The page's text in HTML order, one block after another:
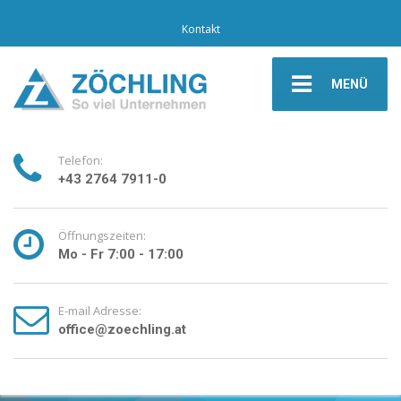
Kontakt
MENÜ
Telefon:
+43 2764 7911-0
Öffnungszeiten:
Mo - Fr 7:00 - 17:00
E-mail Adresse:
office@zoechling.at